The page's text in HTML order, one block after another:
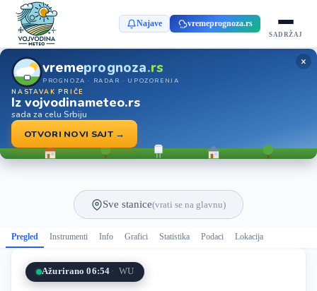
Najave vremeprognoza.rs
SADRŽAJ
vremeprognoza.rs
PROGNOZA · RADAR · UPOZORENJA
NASTAVAK PRIČE
Iz vojvodinameteo.rs
sada za celu Srbiju
OTVORI NOVI SAJT →
×
Sve stanice(vrati se na glavnu)
Pregled Instrumenti Info Grafici Statistika Podaci Lokacija
Ažurirano 06:54 WU